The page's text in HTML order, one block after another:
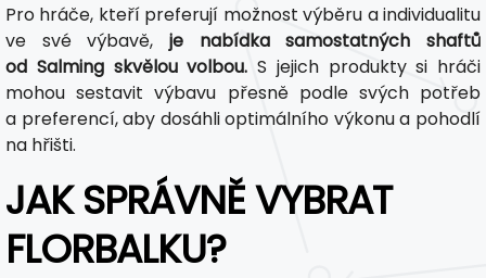
Pro hráče, kteří preferují možnost výběru a individualitu
ve své výbavě, je nabídka samostatných shaftů
od Salming skvělou volbou. S jejich produkty si hráči
mohou sestavit výbavu přesně podle svých potřeb
a preferencí, aby dosáhli optimálního výkonu a pohodlí
na hřišti.
JAK SPRÁVNĚ VYBRAT
FLORBALKU?